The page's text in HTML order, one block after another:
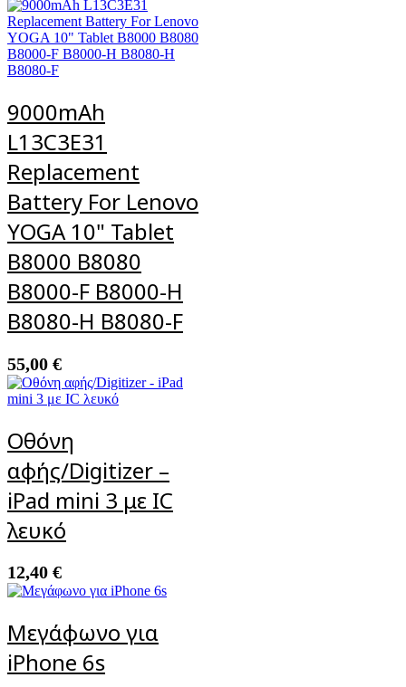
9000mAh
L13C3E31
Replacement
Battery For Lenovo
YOGA 10" Tablet
B8000 B8080
B8000-F B8000-H
B8080-H B8080-F
55,00 €
Οθόνη
αφής/Digitizer –
iPad mini 3 με IC
λευκό
12,40 €
Μεγάφωνο για
iPhone 6s